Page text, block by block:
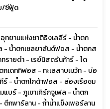
/ซีฟู้ด
ทยานแห่งชาติธิงเลลีร์ - น้ำตก
- น้ำตกเซลยาลันด์ฟอส - น้ำตกส
รายดำ - เรย์นิสดรันก้าร์ - ได
เดททิฟอส - ทะเลสาบเมวัท - บ่อ
ร์ - น้ำตกโกด้าฟอส - ล่องเรือชม
บร์ - ภูเขาเคิร์กจูเฟล - น้ำตก
กพาร์ลาน - ถ้ำน้ำแข็งเพอร์ลาน